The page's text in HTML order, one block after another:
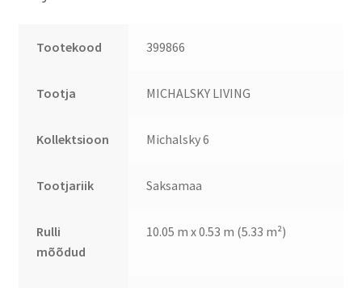
Tootekood 399866
Tootja MICHALSKY LIVING
Kollektsioon Michalsky 6
Tootjariik Saksamaa
Rulli
mõõdud
10.05 m x 0.53 m (5.33 m²)